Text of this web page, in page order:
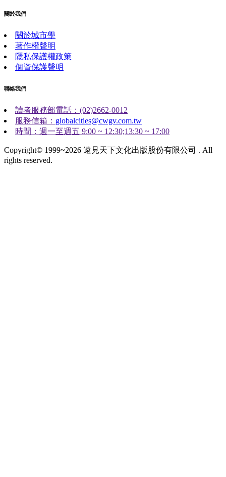
關於我們
關於城市學
著作權聲明
隱私保護權政策
個資保護聲明
聯絡我們
讀者服務部電話：(02)2662-0012
服務信箱： globalcities@cwgv.com.tw
時間：週一至週五 9:00 ~ 12:30;13:30 ~ 17:00
Copyright© 1999~2026 遠見天下文化出版股份有限公司 . All
rights reserved.